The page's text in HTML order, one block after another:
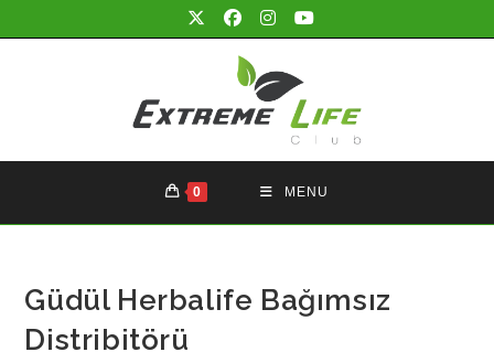
to
0 MENU
Güdül Herbalife Bağımsız
Distribitörü